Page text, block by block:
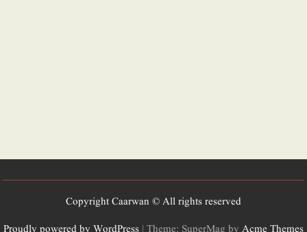
Copyright Caarwan © All rights reserved